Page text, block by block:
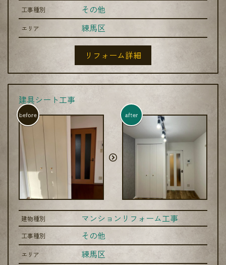
工事種別 その他
エリア 練馬区
リフォーム詳細
建具シート工事
before after
建物種別 マンションリフォーム工事
工事種別 その他
エリア 練馬区